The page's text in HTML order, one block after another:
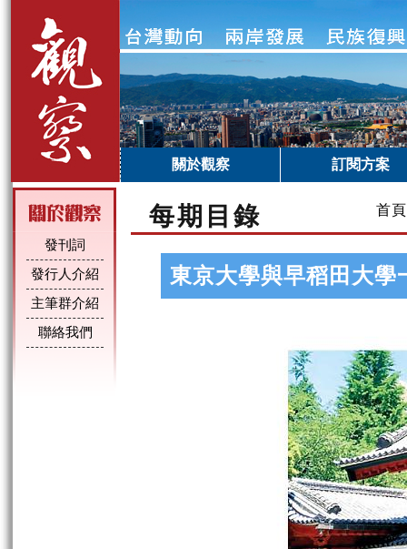
關於觀察 訂閱方案
發刊詞
發行人介紹
主筆群介紹
聯絡我們
每期目錄 首頁
東京大學與早稻田大學